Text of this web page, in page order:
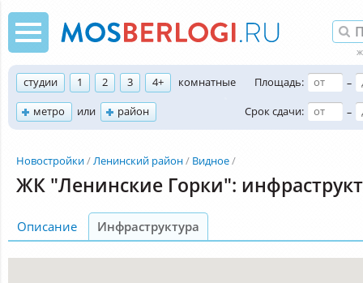
студии 1 2 3 4+
комнатные
метро
или район
Площадь:
–
Срок сдачи:
–
Новостройки Ленинский район Видное
ЖК "Ленинские Горки":
Описание Инфраструктура